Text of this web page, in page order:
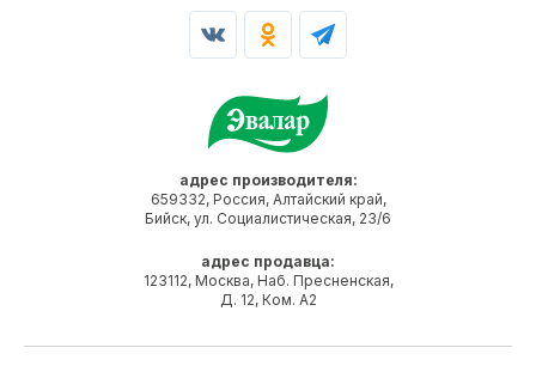
адрес производителя:
659332, Россия, Алтайский край,
Бийск, ул. Социалистическая, 23/6
адрес продавца:
123112, Москва, Наб. Пресненская,
Д. 12, Ком. А2